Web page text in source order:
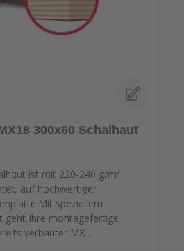
300x60 Schalhaut
ist mit 220-240 g/m²
auf hochwertiger
speziellem
geht Ihre montagefertige
verbauter MX